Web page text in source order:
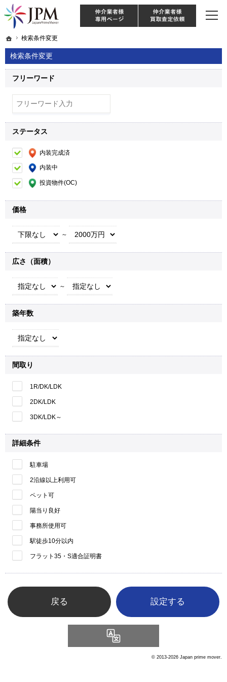
ホーム
検索条件変更
検索条件変更
東京・神奈川・埼玉・千葉のリノベーション住宅や中古マンションを手がける会
【物件買取強化中！】リノベーション住宅・不動産・中古マンションならJPM
フリーワード
ステータス
内装完成済
内装中
投資物件(OC)
価格
～
広さ（面積）
～
築年数
間取り
1R/DK/LDK
2DK/LDK
3DK/LDK～
詳細条件
駐車場
2沿線以上利用可
ペット可
陽当り良好
事務所使用可
駅徒歩10分以内
フラット35・S適合証明書
戻る
ホーム
検索条件変更
© 2013-2026 Japan prime mover.